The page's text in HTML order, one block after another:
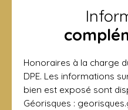
Honoraires à la charge
DPE. Les informations
bien est exposé sont
Géorisques :